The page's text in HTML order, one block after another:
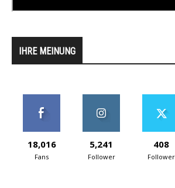
IHRE MEINUNG
18,016
Fans
5,241
Follower
408
Follower